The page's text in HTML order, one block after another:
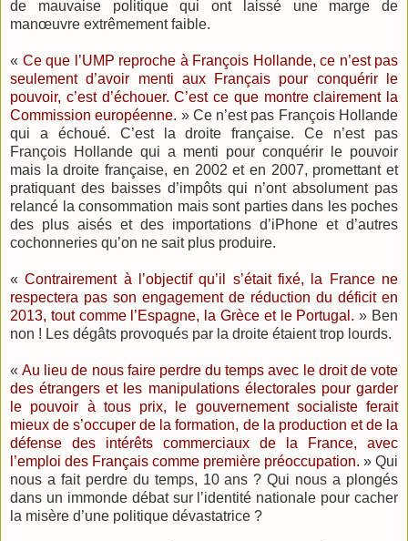
de mauvaise politique qui ont laissé une marge de
manœuvre extrêmement faible.
« Ce que l’UMP reproche à François Hollande, ce n’est pas
seulement d’avoir menti aux Français pour conquérir le
pouvoir, c’est d’échouer. C’est ce que montre clairement la
Commission européenne. » Ce n’est pas François Hollande
qui a échoué. C’est la droite française. Ce n’est pas
François Hollande qui a menti pour conquérir le pouvoir
mais la droite française, en 2002 et en 2007, promettant et
pratiquant des baisses d’impôts qui n’ont absolument pas
relancé la consommation mais sont parties dans les poches
des plus aisés et des importations d’iPhone et d’autres
cochonneries qu’on ne sait plus produire.
«Contrairement à l’objectif qu’il s’était fixé, la France ne
respectera pas son engagement de réduction du déficit en
2013, tout comme l’Espagne, la Grèce et le Portugal. » Ben
non ! Les dégâts provoqués par la droite étaient trop lourds.
«Au lieu de nous faire perdre du temps avec le droit de vote
des étrangers et les manipulations électorales pour garder
le pouvoir à tous prix, le gouvernement socialiste ferait
mieux de s’occuper de la formation, de la production et de la
défense des intérêts commerciaux de la France, avec
l’emploi des Français comme première préoccupation. » Qui
nous a fait perdre du temps, 10 ans ? Qui nous a plongés
dans un immonde débat sur l’identité nationale pour cacher
la misère d’une politique dévastatrice ?